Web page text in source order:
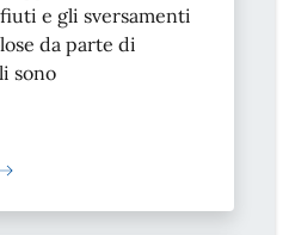
e gli sversamenti
da parte di
sono